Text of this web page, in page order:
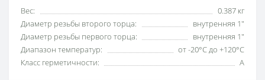
Вес:
0.387 кг
Диаметр резьбы второго торца:
внутренняя 1″
Диаметр резьбы первого торца:
внутренняя 1″
Диапазон температур:
от -20°С до +120°С
Класс герметичности:
А